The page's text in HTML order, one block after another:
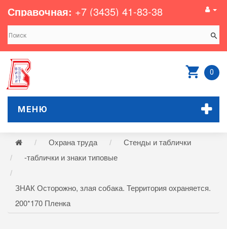
Справочная: +7 (3435) 41-83-38
0
МЕНЮ
Охрана труда
Стенды и таблички
-таблички и знаки типовые
ЗНАК Осторожно, злая собака. Территория охраняется.
200*170 Пленка